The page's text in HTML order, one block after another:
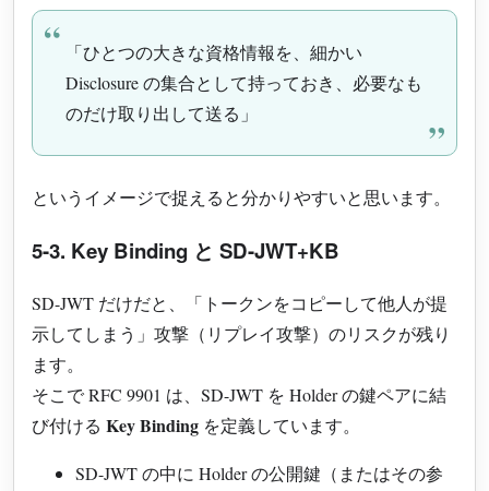
「ひとつの大きな資格情報を、細かい
Disclosure の集合として持っておき、必要なも
のだけ取り出して送る」
というイメージで捉えると分かりやすいと思います。
5-3. Key Binding と SD-JWT+KB
SD-JWT だけだと、「トークンをコピーして他人が提
示してしまう」攻撃（リプレイ攻撃）のリスクが残り
ます。
そこで RFC 9901 は、SD-JWT を Holder の鍵ペアに結
び付ける Key Binding を定義しています。
SD-JWT の中に Holder の公開鍵（またはその参